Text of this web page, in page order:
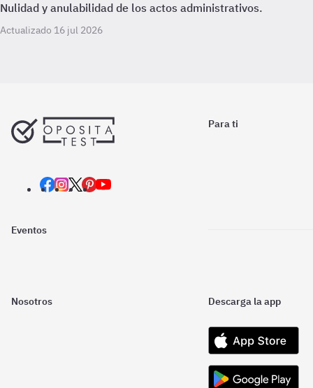
Nulidad y anulabilidad de los actos administrativos.
Actualizado 16 jul 2026
Para ti
Eventos
Nosotros Descarga la app